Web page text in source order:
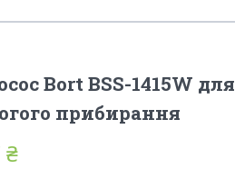
Bort BSS-1415W для
прибирання
₴